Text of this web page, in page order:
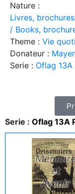
Nature :
Livres,
/ Books,
Theme : Vie
Donateur :
Serie : Oflag
Serie : Oflag 13A